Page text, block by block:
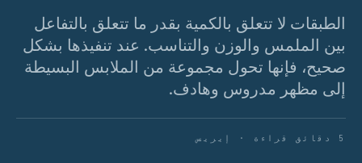
الطبقات لا تتعلق بالكمية بقدر ما تتعلق بالتفاعل
بين الملمس والوزن والتناسب. عند تنفيذها بشكل
صحيح، فإنها تحول مجموعة من الملابس البسيطة
إلى مظهر مدروس وهادف.
5 دقائق قراءة · إيريس